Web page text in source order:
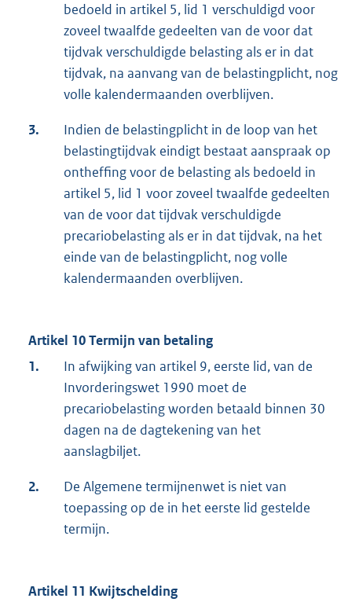
bedoeld in artikel 5, lid 1 verschuldigd voor
zoveel twaalfde gedeelten van de voor dat
tijdvak verschuldigde belasting als er in dat
tijdvak, na aanvang van de belastingplicht, nog
volle kalendermaanden overblijven.
3.
Indien de belastingplicht in de loop van het
belastingtijdvak eindigt bestaat aanspraak op
ontheffing voor de belasting als bedoeld in
artikel 5, lid 1 voor zoveel twaalfde gedeelten
van de voor dat tijdvak verschuldigde
precariobelasting als er in dat tijdvak, na het
einde van de belastingplicht, nog volle
kalendermaanden overblijven.
Artikel 10 Termijn van betaling
1.
In afwijking van artikel 9, eerste lid, van de
Invorderingswet 1990 moet de
precariobelasting worden betaald binnen 30
dagen na de dagtekening van het
aanslagbiljet.
2.
De Algemene termijnenwet is niet van
toepassing op de in het eerste lid gestelde
termijn.
Artikel 11 Kwijtschelding